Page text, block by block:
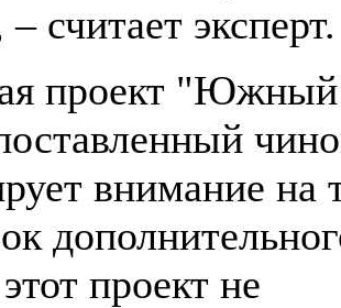
считает эксперт.
проект "Южный
внимание на
проект не